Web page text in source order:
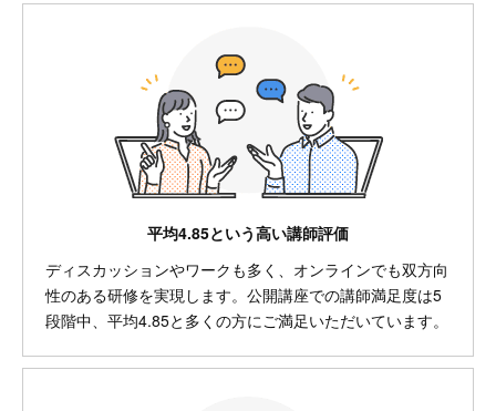
平均4.85という高い講師評価
ディスカッションやワークも多く、オンラインでも双方向
性のある研修を実現します。公開講座での講師満足度は5
段階中、平均4.85と多くの方にご満足いただいています。